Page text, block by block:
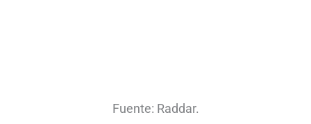
Fuente: Raddar.